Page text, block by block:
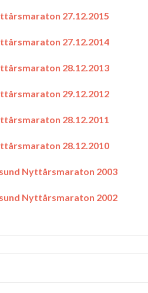
27.12.2015
27.12.2014
28.12.2013
29.12.2012
28.12.2011
28.12.2010
Nyttårsmaraton 2003
Nyttårsmaraton 2002